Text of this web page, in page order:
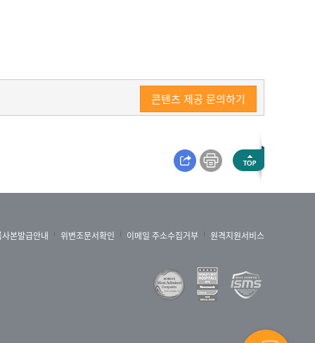
콘텐츠 제공 문의하기
본발급안내 위변조문서확인 이메일 주소수집거부 원격지원서비스